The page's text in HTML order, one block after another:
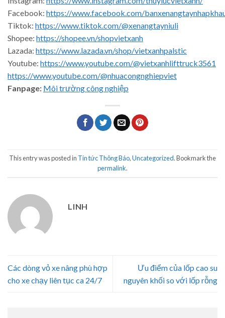
Facebook: https://www.facebook.com/
Tiktok: https://www.tiktok.com/@xenangtayniuli
Shopee: https://shopee.vn/shopvietxanh
Lazada: https://www.lazada.vn/shop/vietxanhpalstic
Youtube: https://www.youtube.com/@vietxanhlifttruck3561
https://www.youtube.com/@nhuacongnghiepviet
Fanpage: Môi trường công nghiệp
This entry was posted in Tin tức Thông Báo,Uncategorized. Bookmark the
permalink.
LINH
Các dòng vỏ xe nâng phù hợp
cho xe chạy liên tục ca 24/7
Ưu điểm của lốp cao su
nguyên khối so với lốp rỗng